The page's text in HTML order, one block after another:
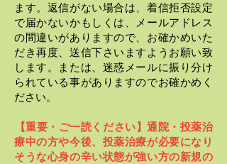
ます。 返信がない場合は、着信拒否設定
で届かないかもしくは、メールアドレス
の間違いがありますので、お確かめいた
だき再度、送信下さいますようお願い致
します。または、迷惑メールに振り分け
られている事がありますのでお確かめく
ださい。
【重要・ご一読ください】通院・投薬治
療中の方や今後、投薬治療が必要になり
そうな心身の辛い状態が強い方の新規の